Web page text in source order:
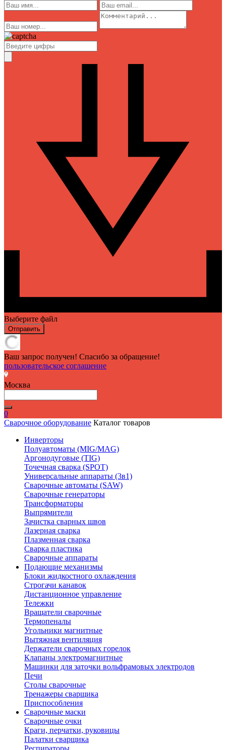
Выберите файл
Отправить
Ваш запрос получен! Спасибо за обращение!
пользовательское соглашение
Москва
0
Сварочное оборудование Каталог товаров
Инверторы
Полуавтоматы (MIG/MAG)
Аргонодуговые (TIG)
Точечная сварка (SPOT)
Универсальные аппараты (3в1)
Сварочные автоматы (SAW)
Сварочные генераторы
Трансформаторы
Выпрямители
Зачистка сварных швов
Лазерная сварка
Плазменная сварка
Сварка пластика
Сварочные аппараты
Подающие механизмы
Блоки жидкостного охлаждения
Строгачи канавок
Дистанционное управление
Тележки
Вращатели сварочные
Термопеналы
Угольники магнитные
Вытяжная вентиляция
Держатели сварочных горелок
Клапаны электромагнитные
Машинки для заточки вольфрамовых электродов
Печи
Столы сварочные
Тренажеры сварщика
Приспособления
Сварочные маски
Сварочные очки
Краги, перчатки, руковицы
Палатки сварщика
Респираторы